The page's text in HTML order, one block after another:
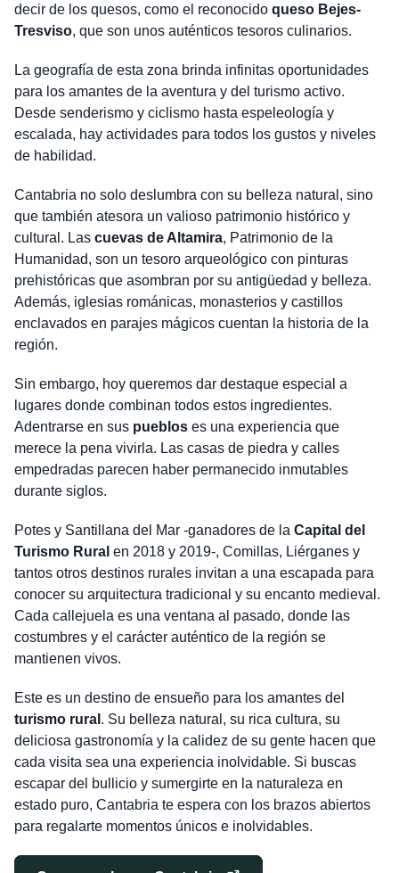
decir de los quesos, como el reconocido queso Bejes-
Tresviso, que son unos auténticos tesoros culinarios.
La geografía de esta zona brinda infinitas oportunidades
para los amantes de la aventura y del turismo activo.
Desde senderismo y ciclismo hasta espeleología y
escalada, hay actividades para todos los gustos y niveles
de habilidad.
Cantabria no solo deslumbra con su belleza natural, sino
que también atesora un valioso patrimonio histórico y
cultural. Las cuevas de Altamira, Patrimonio de la
Humanidad, son un tesoro arqueológico con pinturas
prehistóricas que asombran por su antigüedad y belleza.
Además, iglesias románicas, monasterios y castillos
enclavados en parajes mágicos cuentan la historia de la
región.
Sin embargo, hoy queremos dar destaque especial a
lugares donde combinan todos estos ingredientes.
Adentrarse en sus pueblos es una experiencia que
merece la pena vivirla. Las casas de piedra y calles
empedradas parecen haber permanecido inmutables
durante siglos.
Potes y Santillana del Mar -ganadores de la Capital del
Turismo Rural en 2018 y 2019-, Comillas, Liérganes y
tantos otros destinos rurales invitan a una escapada para
conocer su arquitectura tradicional y su encanto medieval.
Cada callejuela es una ventana al pasado, donde las
costumbres y el carácter auténtico de la región se
mantienen vivos.
Este es un destino de ensueño para los amantes del
turismo rural . Su belleza natural, su rica cultura, su
deliciosa gastronomía y la calidez de su gente hacen que
cada visita sea una experiencia inolvidable. Si buscas
escapar del bullicio y sumergirte en la naturaleza en
estado puro, Cantabria te espera con los brazos abiertos
para regalarte momentos únicos e inolvidables.